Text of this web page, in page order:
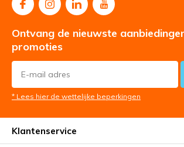
Ontvang de nieuwste
promoties
* Lees hier de wettelijke beperkingen
Klantenservice